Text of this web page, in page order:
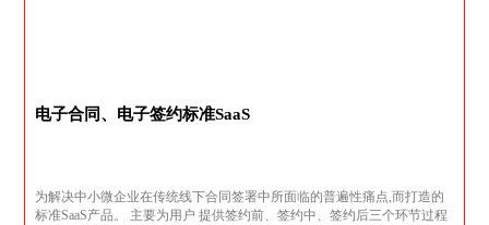
电子合同、电子签约标准SaaS
为解决中小微企业在传统线下合同签署中所面临的普遍性痛点,而打造的
标准SaaS产品。 主要为用户 提供签约前、签约中、签约后三个环节过程